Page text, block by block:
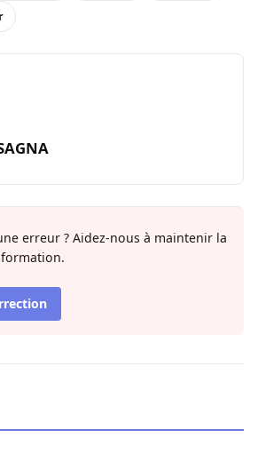
erreur ? Aidez-nous à maintenir la